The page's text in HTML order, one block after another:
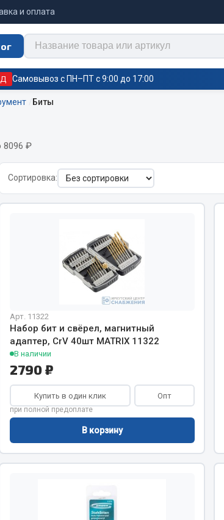
и оплата
Автономные воздушные отопители
Жидкостные подогреватели
Адаптеры и переходники
Угольники
Самовывоз с ПН–ПТ с 9:00 до 17:00
Биты
8096 ₽
Сортировка:
Арт. 11322
Набор бит и свёрел, магнитный
адаптер, CrV 40шт MATRIX 11322
В наличии
2790 ₽
Купить в один клик Опт
при полной предоплате
В корзину